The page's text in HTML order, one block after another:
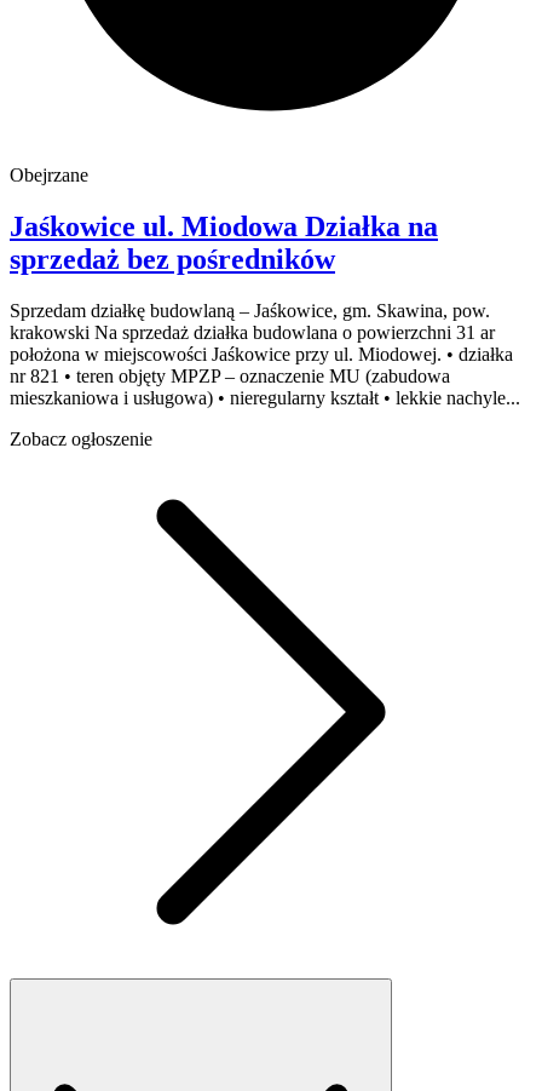
Obejrzane
Jaśkowice ul. Miodowa Działka na
sprzedaż bez pośredników
Sprzedam działkę budowlaną – Jaśkowice, gm. Skawina, pow.
krakowski Na sprzedaż działka budowlana o powierzchni 31 ar
położona w miejscowości Jaśkowice przy ul. Miodowej. • działka
nr 821 • teren objęty MPZP – oznaczenie MU (zabudowa
mieszkaniowa i usługowa) • nieregularny kształt • lekkie nachyle...
Zobacz ogłoszenie